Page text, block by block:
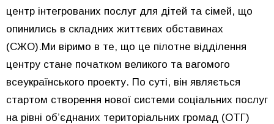
центр інтегрованих послуг для дітей та сімей, що
опинились в складних життєвих обставинах
(СЖО).Ми віримо в те, що це пілотне відділення
центру стане початком великого та вагомого
всеукраїнського проекту. По суті, він являється
стартом створення нової системи соціальних послуг
на рівні об’єднаних територіальних громад (ОТГ)